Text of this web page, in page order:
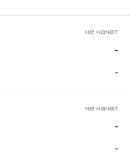
не начат
-
-
не начат
-
-